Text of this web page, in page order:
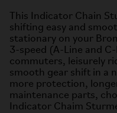
This Indicator Chain
shifting easy and
stationary on your
3-speed (A-Line and
commuters, leisurely
smooth gear shift in a
more protection,
maintenance parts,
Indicator Chaim